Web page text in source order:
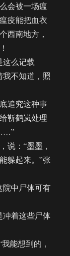
会被一场瘟
疫能把血衣
西南地方，
么记载
不知道，照
追究这种事
靳鹤岚处理
：“墨墨，
躲起来。”张
中尸体可有
着这些尸体
能想到的，